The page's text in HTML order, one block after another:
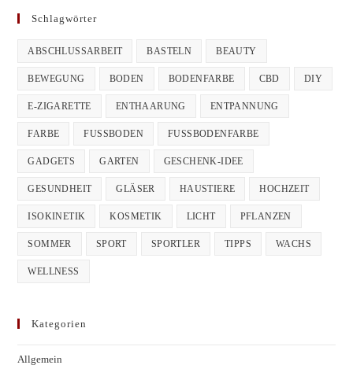
Schlagwörter
ABSCHLUSSARBEIT BASTELN BEAUTY
BEWEGUNG BODEN BODENFARBE CBD DIY
E-ZIGARETTE ENTHAARUNG ENTPANNUNG
FARBE FUSSBODEN FUSSBODENFARBE
GADGETS GARTEN GESCHENK-IDEE
GESUNDHEIT GLÄSER HAUSTIERE HOCHZEIT
ISOKINETIK KOSMETIK LICHT PFLANZEN
SOMMER SPORT SPORTLER TIPPS WACHS
WELLNESS
Kategorien
Allgemein